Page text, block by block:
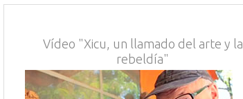
Vídeo "Xicu, un llamado del arte y la
rebeldía"